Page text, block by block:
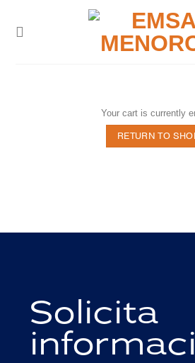
content
Your cart is currently
RETURN TO
Solicita